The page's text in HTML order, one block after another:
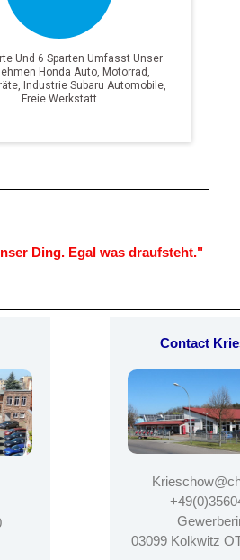
Und 6 Sparten Umfasst Unser
Honda Auto, Motorrad,
Industrie Subaru Automobile,
Freie Werkstatt
Ding. Egal was draufsteht."
Contact
03099 Kolkwitz